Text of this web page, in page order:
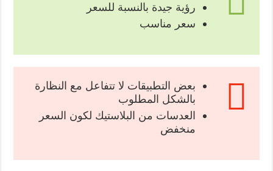
رؤية جيدة بالنسبة للسعر
سعر مناسب
بعض التطبيقات لا تتفاعل مع النظارة
بالشكل المطلوب
العدسات من البلاستيك لكون السعر
منخفض